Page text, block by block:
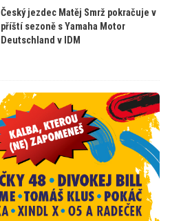
Český jezdec Matěj Smrž pokračuje v
příští sezoně s Yamaha Motor
Deutschland v IDM